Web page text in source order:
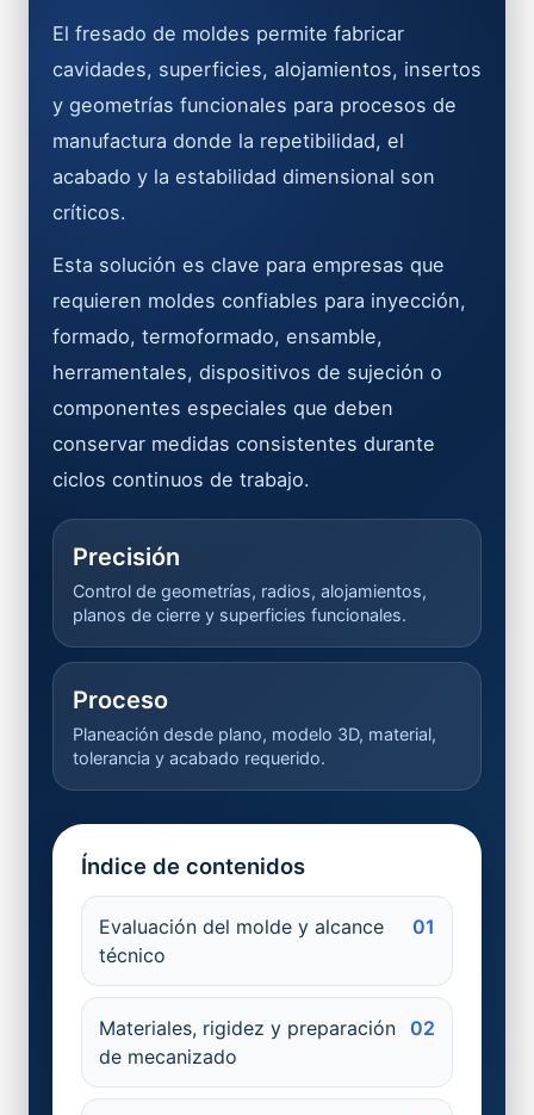
El fresado de moldes permite fabricar
cavidades, superficies, alojamientos, insertos
y geometrías funcionales para procesos de
manufactura donde la repetibilidad, el
acabado y la estabilidad dimensional son
críticos.
Esta solución es clave para empresas que
requieren moldes confiables para inyección,
formado, termoformado, ensamble,
herramentales, dispositivos de sujeción o
componentes especiales que deben
conservar medidas consistentes durante
ciclos continuos de trabajo.
Precisión
Control de geometrías, radios, alojamientos,
planos de cierre y superficies funcionales.
Proceso
Planeación desde plano, modelo 3D, material,
tolerancia y acabado requerido.
Índice de contenidos
Evaluación del molde y alcance
técnico
01
Materiales, rigidez y preparación
de mecanizado
02